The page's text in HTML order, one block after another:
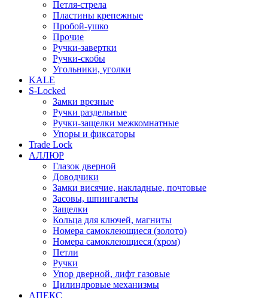
Петля-стрела
Пластины крепежные
Пробой-ушко
Прочие
Ручки-завертки
Ручки-скобы
Угольники, уголки
KALE
S-Locked
Замки врезные
Ручки раздельные
Ручки-защелки межкомнатные
Упоры и фиксаторы
Trade Lock
АЛЛЮР
Глазок дверной
Доводчики
Замки висячие, накладные, почтовые
Засовы, шпингалеты
Защелки
Кольца для ключей, магниты
Номера самоклеющиеся (золото)
Номера самоклеющиеся (хром)
Петли
Ручки
Упор дверной, лифт газовые
Цилиндровые механизмы
АПЕКС